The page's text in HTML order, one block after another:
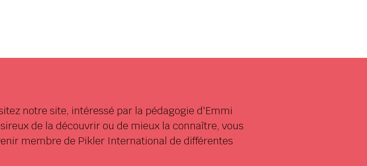
notre site, intéressé par la pédagogie d'Emmi
de la découvrir ou de mieux la connaître, vous
membre de Pikler International de différentes